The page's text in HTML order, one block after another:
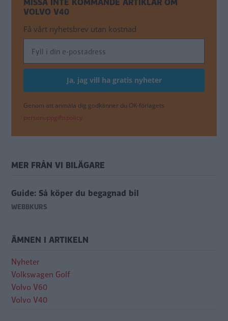
VOLVO V40
Få vårt nyhetsbrev utan kostnad
Genom att anmäla dig godkänner du OK-förlagets
personuppgiftspolicy.
MER FRÅN VI BILÄGARE
Guide: Så köper du begagnad bil
WEBBKURS
ÄMNEN I ARTIKELN
Nyheter
Volkswagen Golf
Volvo V60
Volvo V40